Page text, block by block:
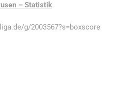
– Statistik
g/2003567?s=boxscore